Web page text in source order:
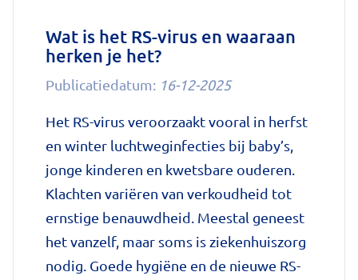
op
Nationale
zorggids
Wat is het RS-virus en waaraan
herken je het?
Publicatiedatum: 16-12-2025
Het RS-virus veroorzaakt vooral in herfst
en winter luchtweginfecties bij baby’s,
jonge kinderen en kwetsbare ouderen.
Klachten variëren van verkoudheid tot
ernstige benauwdheid. Meestal geneest
het vanzelf, maar soms is ziekenhuiszorg
nodig. Goede hygiëne en de nieuwe RS-